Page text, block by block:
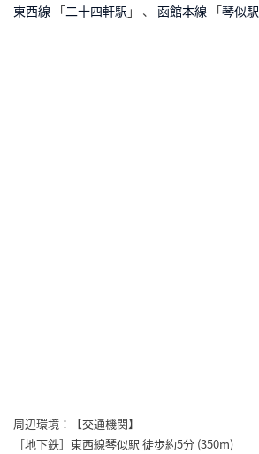
東西線 「二十四軒駅 」 、 函館本線 「琴似駅
周辺環境：【交通機関】
［地下鉄］東西線琴似駅 徒歩約5分 (350m)